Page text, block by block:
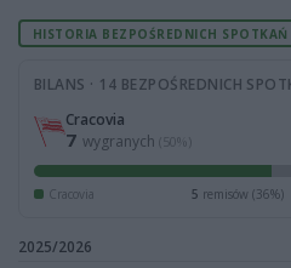
HISTORIA BEZPOŚREDNICH SPOTKAŃ
BILANS · 14 BEZPOŚREDNICH
Cracovia
7 wygranych (50%)
Cracovia 5 remisów (36%)
2025/2026